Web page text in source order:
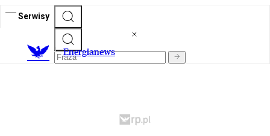
Serwisy
Energianews